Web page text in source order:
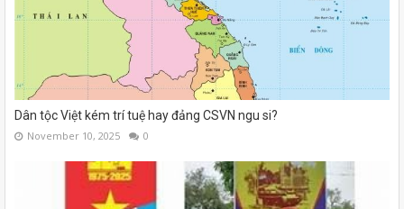
Dân tộc Việt kém trí tuệ hay đảng CSVN ngu si?
November 10, 2025 0